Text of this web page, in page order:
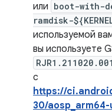
или boot-with-
ramdisk-
используемой
вы используете
с
https://
30/